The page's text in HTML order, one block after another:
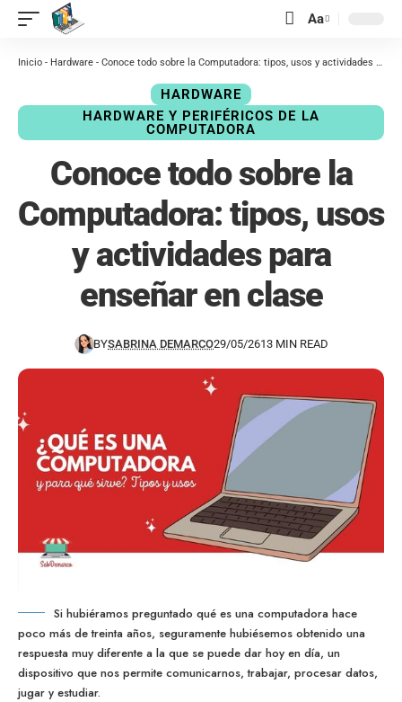
contenido Aa
Inicio - Hardware - Conoce todo sobre la Computadora: tipos, usos y actividades para enseñar en clase
HARDWARE
HARDWARE Y PERIFÉRICOS DE LA
COMPUTADORA
Conoce todo sobre la
Computadora: tipos, usos
y actividades para
enseñar en clase
BYSABRINA DEMARCO29/05/2613 MIN READ
Si hubiéramos preguntado qué es una computadora hace
poco más de treinta años, seguramente hubiésemos obtenido una
respuesta muy diferente a la que se puede dar hoy en día, un
dispositivo que nos permite comunicarnos, trabajar, procesar datos,
jugar y estudiar.